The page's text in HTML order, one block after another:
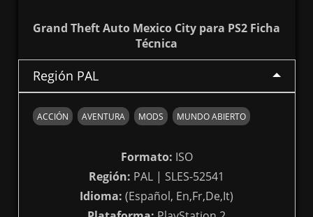
Grand Theft Auto Mexico City para PS2 Ficha
Técnica
Región PAL
ACCIÓN AVENTURA MODS MUNDO ABIERTO
Formato: ISO
Región: PAL | SLES-52541
Idioma: (Español, En,Fr,De,It)